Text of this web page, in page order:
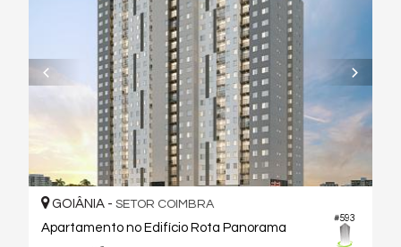
#593
GOIÂNIA - SETOR COIMBRA
Apartamento no Edifício Rota Panorama